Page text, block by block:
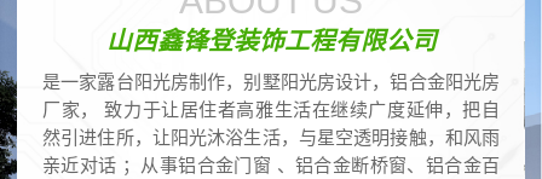
山西鑫锋登装饰工程有限公司
是一家露台阳光房制作，别墅阳光房设计，铝合金阳光房
厂家， 致力于让居住者高雅生活在继续广度延伸，把自
然引进住所，让阳光沐浴生活，与星空透明接触，和风雨
亲近对话 ；从事铝合金门窗 、铝合金断桥窗、铝合金百